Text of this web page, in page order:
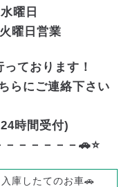
曜日
曜日営業
ております！
らにご連絡下さい
時間受付)
－－－－－🚗⭐
入庫したてのお車🚗